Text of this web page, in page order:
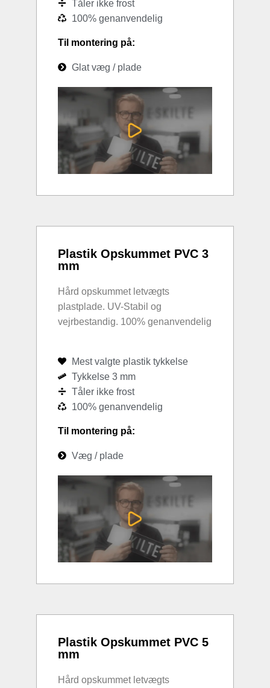
Tåler ikke frost
100% genanvendelig
Til montering på:
Glat væg / plade
Plastik Opskummet PVC 3
mm
Hård opskummet letvægts
plastplade. UV-Stabil og
vejrbestandig. 100% genanvendelig
Mest valgte plastik tykkelse
Tykkelse 3 mm
Tåler ikke frost
100% genanvendelig
Til montering på:
Væg / plade
Plastik Opskummet PVC 5
mm
Hård opskummet letvægts